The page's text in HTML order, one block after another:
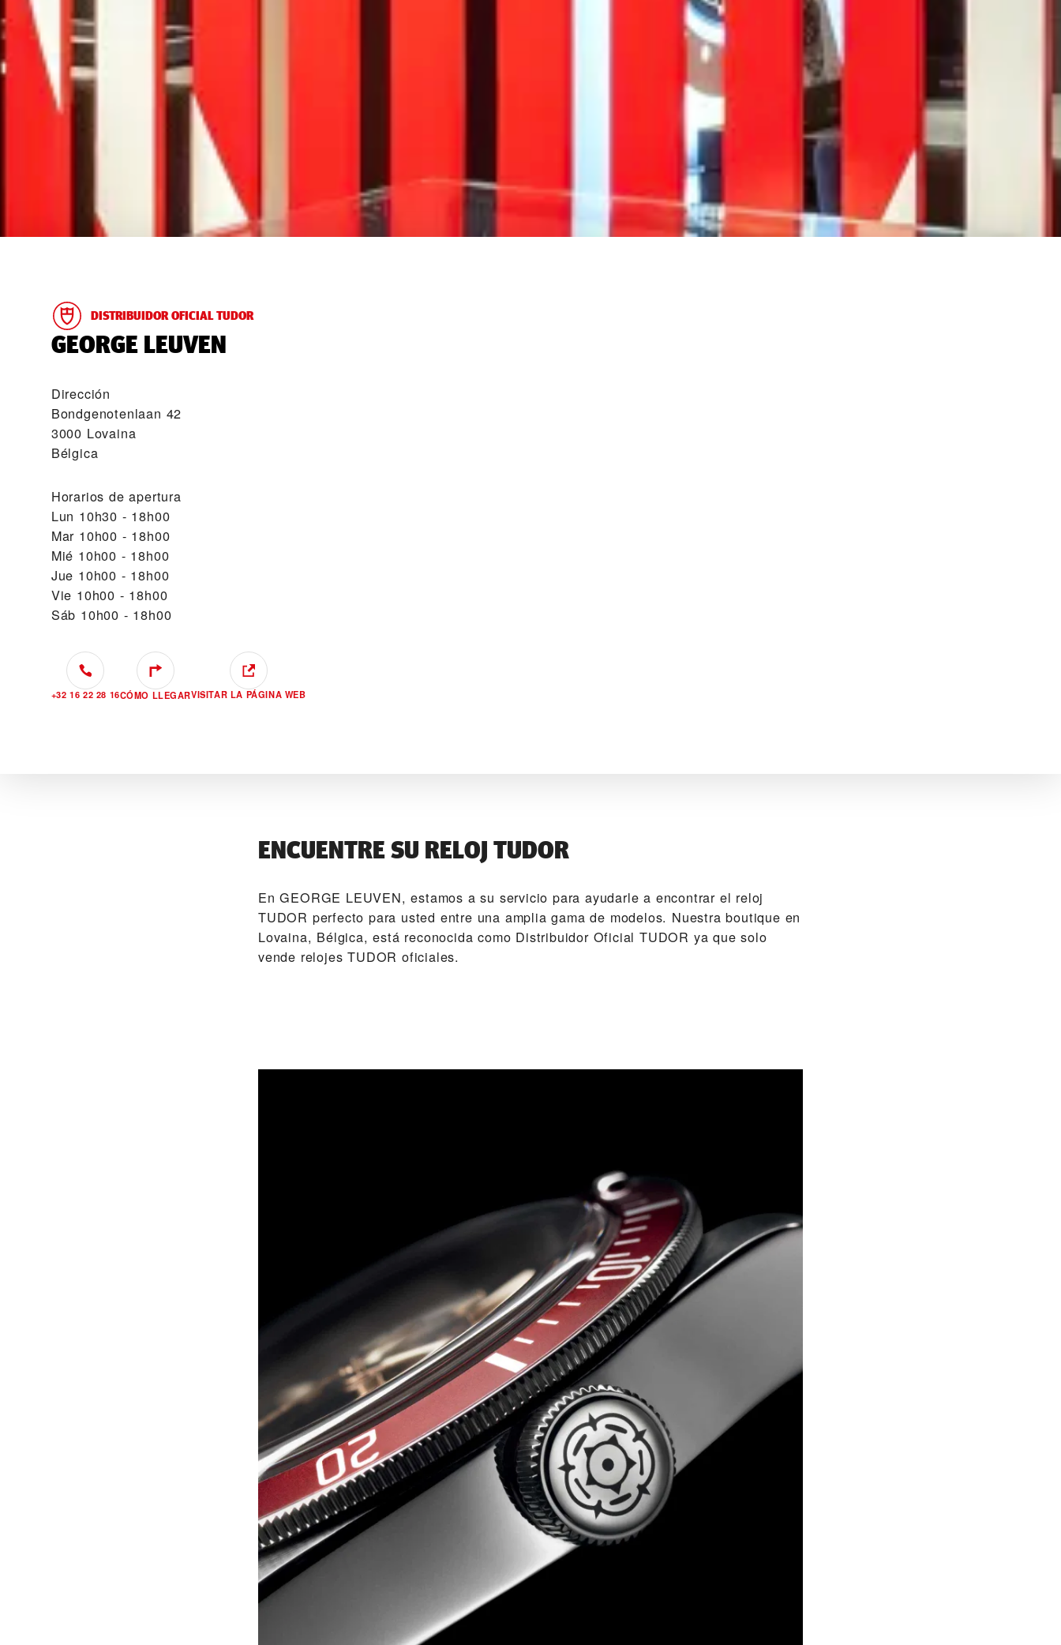
DISTRIBUIDOR OFICIAL TUDOR
‭GEORGE LEUVEN‬
Dirección
Bondgenotenlaan 42
3000 Lovaina
Bélgica
Horarios de apertura
Lun 10h30 - 18h00
Mar 10h00 - 18h00
Mié 10h00 - 18h00
Jue 10h00 - 18h00
Vie 10h00 - 18h00
Sáb 10h00 - 18h00
+32 16 22 28 16CÓMO LLEGARVISITAR LA PÁGINA WEB
ENCUENTRE SU RELOJ TUDOR
En ‭GEORGE LEUVEN‬, estamos a su servicio para ayudarle a encontrar el reloj
TUDOR perfecto para usted entre una amplia gama de modelos. Nuestra boutique en
Lovaina, Bélgica, está reconocida como Distribuidor Oficial TUDOR ya que solo
vende relojes TUDOR oficiales.